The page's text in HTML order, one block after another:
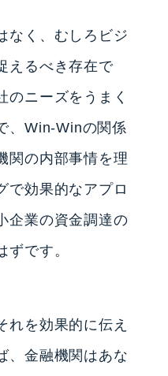
なく、むしろビジ
えるべき存在で
のニーズをうまく
、Win-Winの関係
関の内部事情を理
で効果的なアプロ
企業の資金調達の
ずです。
れを効果的に伝え
、金融機関はあな